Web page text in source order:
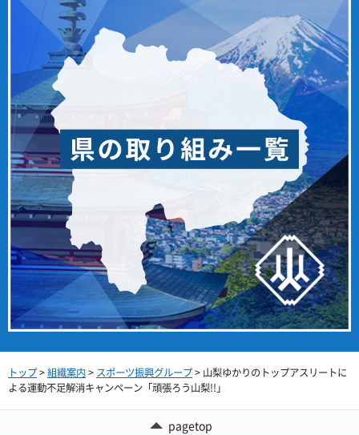
トップ>組織案内> スポーツ振興グループ> 山梨ゆかりのトップアスリートに
よる運動不足解消キャンペーン「頑張ろう山梨!!」
pagetop